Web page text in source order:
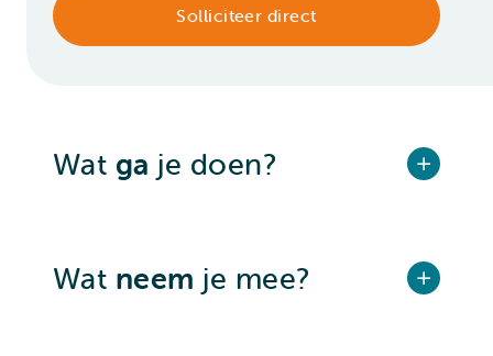
Solliciteer direct
Wat ga je doen?
Wat neem je mee?